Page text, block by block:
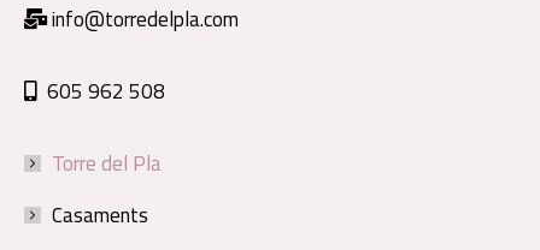
info@torredelpla.com
605 962 508
Torre del Pla
Casaments